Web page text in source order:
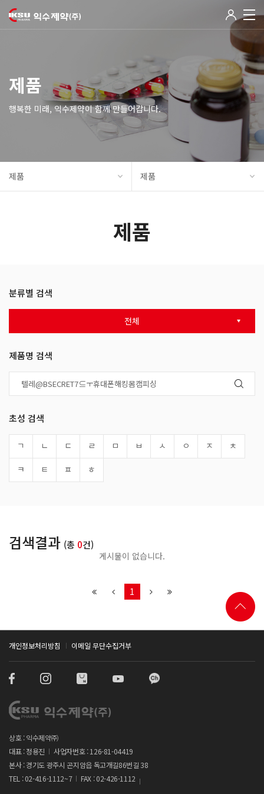
제품
행복한 미래, 익수제약이 함께 만들어갑니다.
제품 제품
제품
분류별 검색
전체
제품명 검색
초성 검색
ㄱ ㄴ ㄷ ㄹ ㅁ ㅂ ㅅ ㅇ ㅈ
ㅊ
ㅋ
ㅌ ㅍ ㅎ
검색결과 (총 0건)
게시물이 없습니다.
1
개인정보처리방침 이메일 무단수집거부
상호 : 익수제약㈜
대표 : 정용진
사업자번호 : 126-81-04419
본사 : 경기도 광주시 곤지암읍 독고개길86번길 38
TEL : 02-416-1112~7
FAX : 02-426-1112